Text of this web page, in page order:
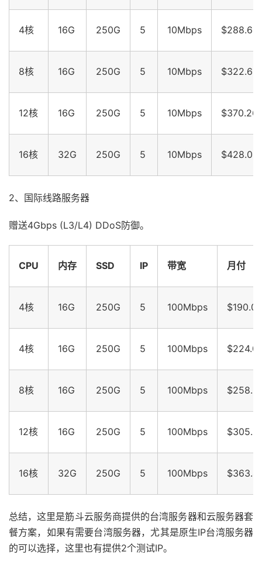
4核 16G 250G 5 10Mbps $288.66
8核 16G 250G 5 10Mbps $322.66
12核 16G 250G 5 10Mbps $370.26
16核 32G 250G 5 10Mbps $428.06
2、国际线路服务器
赠送4Gbps (L3/L4) DDoS防御。
CPU 内存 SSD IP 带宽 月付
4核 16G 250G 5 100Mbps $190.06
4核 16G 250G 5 100Mbps
8核 16G 250G 5 100Mbps
12核 16G 250G 5 100Mbps
16核 32G 250G 5 100Mbps
总结，这里是筋斗云服务商提供的台湾服务器和云服务器套
餐方案，如果有需要台湾服务器，尤其是原生IP台湾服务器
的可以选择，这里也有提供2个测试IP。